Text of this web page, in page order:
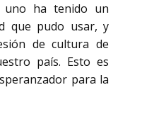
uno ha tenido un
que pudo usar, y
de cultura de
país. Esto es
para la